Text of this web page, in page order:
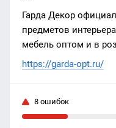
Гарда Декор
предметов
мебель оптом и в
https://garda-opt.ru/
8 ошибок